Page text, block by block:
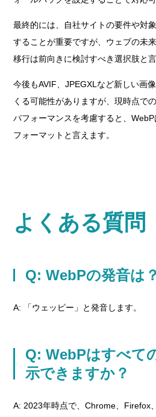
最終的には、自社サイトの要件や対
することが重要ですが、ウェブの未
移行は前向きに検討すべき選択肢と
今後もAVIF、JPEGXLなど新しい画
くる可能性がありますが、現時点で
パフォーマンスを考慮すると、
フォーマットと言えます。
よくある質問
Q: WebPの発音は？
A: 「ウェッピー」と発音します。
Q: WebPはすべて
示できますか？
A: 2023年時点で、Chrome、Firefox